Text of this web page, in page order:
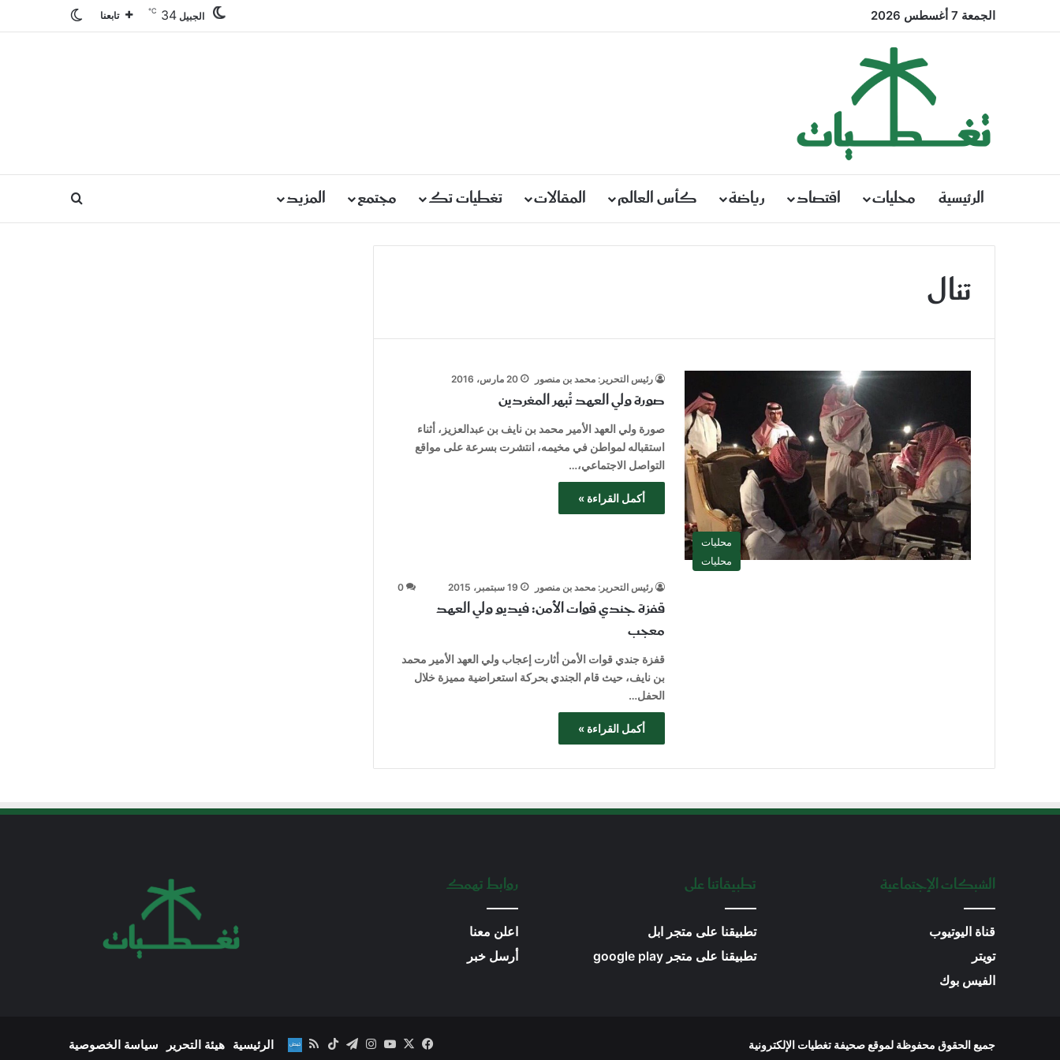
الجمعة 7 أغسطس 2026 الجبيل 34
℃ تابعنا الوضع المظلم
الرئيسية محليات اقتصاد رياضة كأس العالم المقالات تغطيات تك مجتمع المزيد بحث عن
تنال
محليات
رئيس التحرير: محمد بن منصور 20 مارس، 2016
صورة ولي العهد تُبهر المغردين
صورة ولي العهد الأمير محمد بن نايف بن عبدالعزيز، أثناء
استقباله لمواطن في مخيمه، انتشرت بسرعة على مواقع
التواصل الاجتماعي،…
أكمل القراءة »
محليات
رئيس التحرير: محمد بن منصور 19 سبتمبر، 2015 0
قفزة جندي قوات الأمن: فيديو ولي العهد
معجب
قفزة جندي قوات الأمن أثارت إعجاب ولي العهد الأمير محمد
بن نايف، حيث قام الجندي بحركة استعراضية مميزة خلال
الحفل…
أكمل القراءة »
الشبكات الإجتماعية
قناة اليوتيوب
تويتر
الفيس بوك
تطبيقاتنا على
تطبيقنا على متجر ابل
تطبيقنا على متجر google play
روابط تهمك
اعلن معنا
أرسل خبر
جميع الحقوق محفوظة لموقع صحيفة تغطيات الإلكترونية الرئيسية هيئة التحرير سياسة الخصوصية فيسبوك
‫X
‫YouTube
انستقرام
تيلقرام‫TikTok
ملخص نبض